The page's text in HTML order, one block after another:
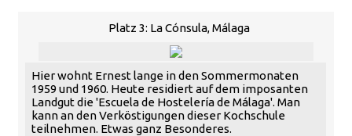
Platz 3: La Cónsula, Málaga
Hier wohnt Ernest lange in den Sommermonaten
1959 und 1960. Heute residiert auf dem imposanten
Landgut die 'Escuela de Hostelería de Málaga'. Man
kann an den Verköstigungen dieser Kochschule
teilnehmen. Etwas ganz Besonderes.